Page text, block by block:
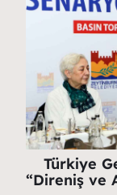
Türkiye
“Direniş ve